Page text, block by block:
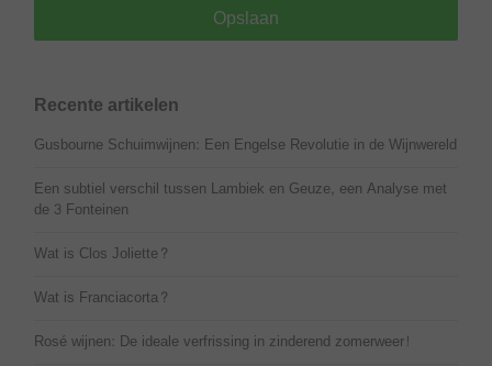
Opslaan
Recente artikelen
Gusbourne Schuimwijnen: Een Engelse Revolutie in de Wijnwereld
Een subtiel verschil tussen Lambiek en Geuze, een Analyse met
de 3 Fonteinen
Wat is Clos Joliette?
Wat is Franciacorta?
Rosé wijnen: De ideale verfrissing in zinderend zomerweer!